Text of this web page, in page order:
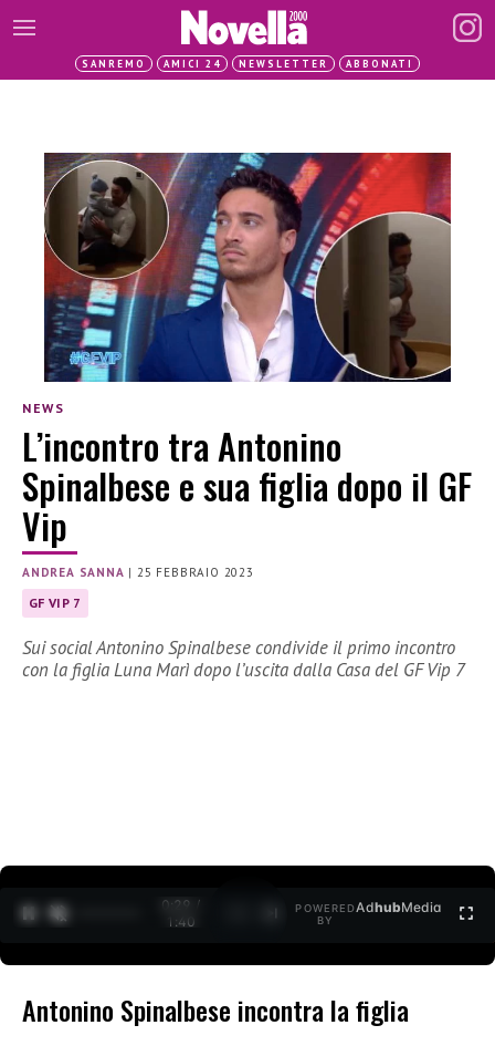
SANREMO AMICI 24 NEWSLETTER ABBONATI
NEWS
L’incontro tra Antonino
Spinalbese e sua figlia dopo il GF
Vip
ANDREA SANNA |25 FEBBRAIO 2023
GF VIP 7
Sui social Antonino Spinalbese condivide il primo incontro
con la figlia Luna Marì dopo l’uscita dalla Casa del GF Vip 7
0:30 /
1:40
POWERED
BY
AdhubMedia
Antonino Spinalbese incontra la figlia